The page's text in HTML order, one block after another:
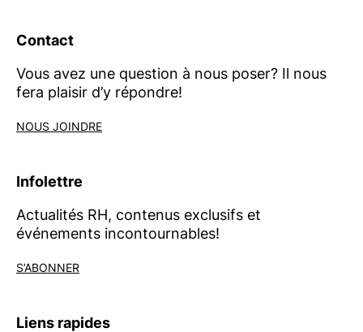
Contact
Vous avez une question à nous poser? Il nous
fera plaisir d’y répondre!
NOUS JOINDRE
Infolettre
Actualités RH, contenus exclusifs et
événements incontournables!
S’ABONNER
Liens rapides